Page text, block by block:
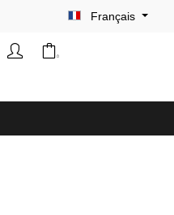
Français